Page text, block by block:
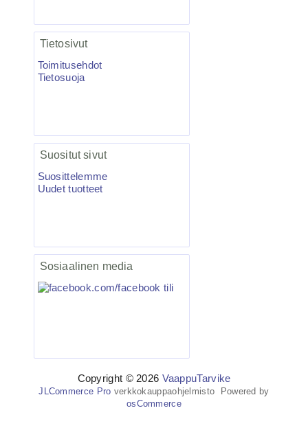
VMC-7557 TI Kolmihaa...
27.50€
Nyt on ottivaapun te...
Orange 6kpl
6.50€
Tietosivut
Toimitusehdot
Tietosuoja
Suositut sivut
Suosittelemme
Uudet tuotteet
Sosiaalinen media
Copyright © 2026 VaappuTarvike
JLCommerce Pro verkkokauppaohjelmisto Powered by
osCommerce